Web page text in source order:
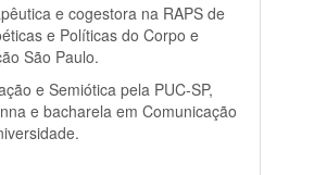
e cogestora na RAPS de
e Políticas do Corpo e
São Paulo.
e Semiótica pela PUC-SP,
e bacharela em Comunicação